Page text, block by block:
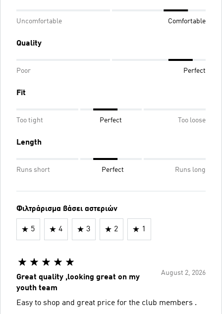
Uncomfortable Comfortable
Quality
Poor Perfect
Fit
Too tight Perfect Too loose
Length
Runs short Perfect Runs long
Φιλτράρισμα βάσει αστεριών
5 4 3 2 1
August 2, 2026
Great quality ,looking great on my
youth team
Easy to shop and great price for the club members .